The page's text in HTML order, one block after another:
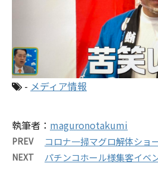
- メディア情報
執筆者： maguronotakumi
PREV コロナ一掃マグロ解体ショ
NEXT パチンコホール様集客イベ